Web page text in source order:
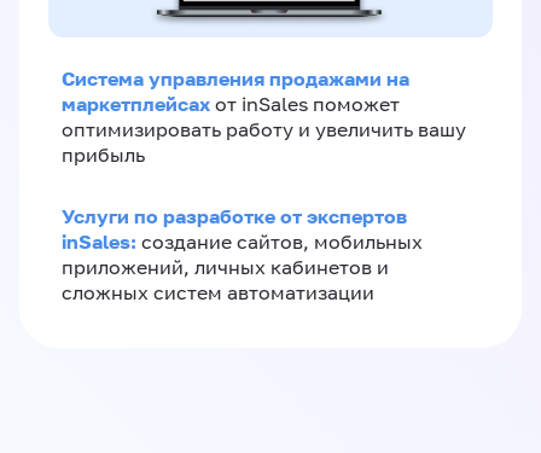
Система управления продажами на
маркетплейсах от inSales поможет
оптимизировать работу и увеличить вашу
прибыль
Услуги по разработке от экспертов
inSales: создание сайтов, мобильных
приложений, личных кабинетов и
сложных систем автоматизации